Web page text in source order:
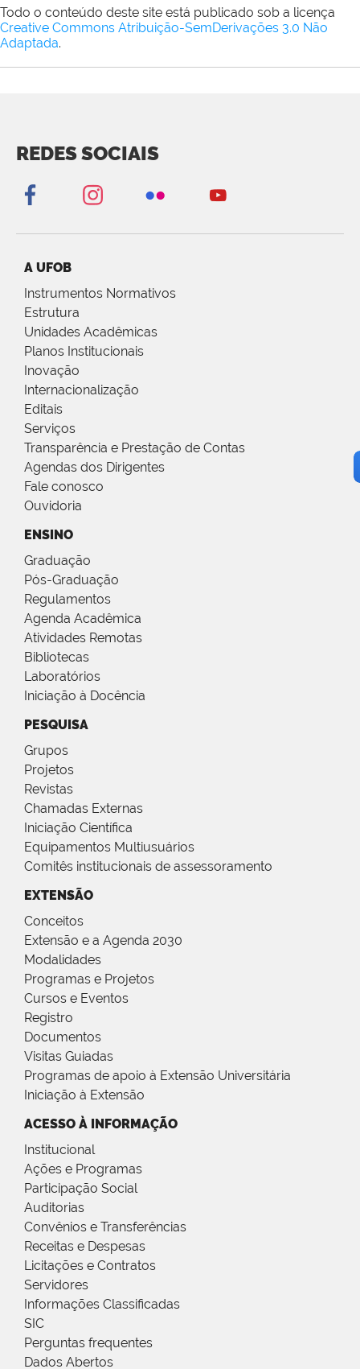
Todo o conteúdo deste site está publicado sob a licença
Creative Commons Atribuição-SemDerivações 3.0 Não
Adaptada.
REDES SOCIAIS
A UFOB
Instrumentos Normativos
Estrutura
Unidades Acadêmicas
Planos Institucionais
Inovação
Internacionalização
Editais
Serviços
Transparência e Prestação de Contas
Agendas dos Dirigentes
Fale conosco
Ouvidoria
ENSINO
Graduação
Pós-Graduação
Regulamentos
Agenda Acadêmica
Atividades Remotas
Bibliotecas
Laboratórios
Iniciação à Docência
PESQUISA
Grupos
Projetos
Revistas
Chamadas Externas
Iniciação Científica
Equipamentos Multiusuários
Comitês institucionais de assessoramento
EXTENSÃO
Conceitos
Extensão e a Agenda 2030
Modalidades
Programas e Projetos
Cursos e Eventos
Registro
Documentos
Visitas Guiadas
Programas de apoio à Extensão Universitária
Iniciação à Extensão
ACESSO À INFORMAÇÃO
Institucional
Ações e Programas
Participação Social
Auditorias
Convênios e Transferências
Receitas e Despesas
Licitações e Contratos
Servidores
Informações Classificadas
SIC
Perguntas frequentes
Dados Abertos